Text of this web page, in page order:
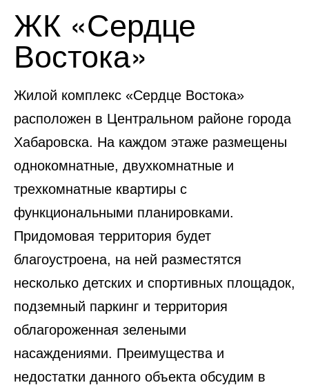
ЖК «Сердце
Востока»
Жилой комплекс «Сердце Востока»
расположен в Центральном районе города
Хабаровска. На каждом этаже размещены
однокомнатные, двухкомнатные и
трехкомнатные квартиры с
функциональными планировками.
Придомовая территория будет
благоустроена, на ней разместятся
несколько детских и спортивных площадок,
подземный паркинг и территория
облагороженная зелеными
насаждениями. Преимущества и
недостатки данного объекта обсудим в